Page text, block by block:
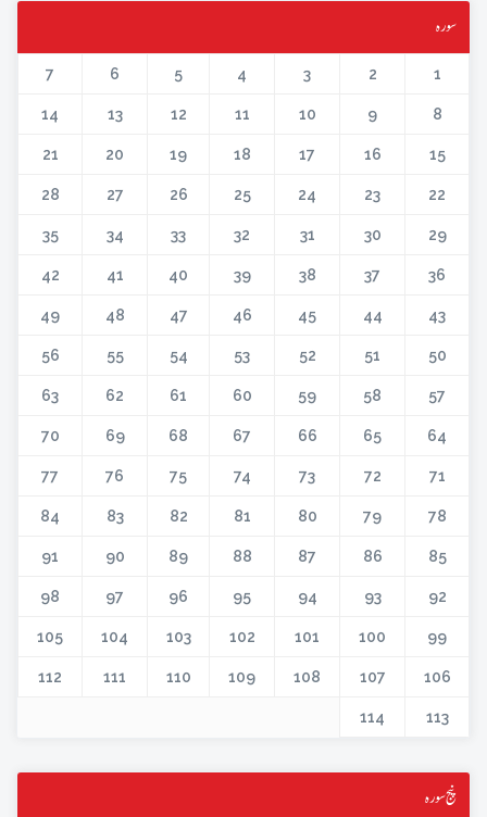
سورہ
1
2
3
4
5
6
7
8
9
10
11
12
13
14
15
16
17
18
19
20
21
22
23
24
25
26
27
28
29
30
31
32
33
34
35
36
37
38
39
40
41
42
43
44
45
46
47
48
49
50
51
52
53
54
55
56
57
58
59
60
61
62
63
64
65
66
67
68
69
70
71
72
73
74
75
76
77
78
79
80
81
82
83
84
85
86
87
88
89
90
91
92
93
94
95
96
97
98
99
100
101
102
103
104
105
106
107
108
109
110
111
112
113
114
پنج سورہ